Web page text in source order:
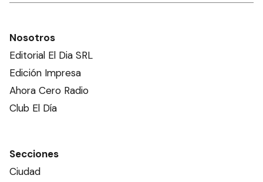
Nosotros
Editorial El Dia SRL
Edición Impresa
Ahora Cero Radio
Club El Día
Secciones
Ciudad